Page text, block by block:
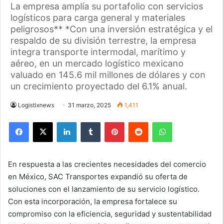
La empresa amplía su portafolio con servicios
logísticos para carga general y materiales
peligrosos** *Con una inversión estratégica y el
respaldo de su división terrestre, la empresa
integra transporte intermodal, marítimo y
aéreo, en un mercado logístico mexicano
valuado en 145.6 mil millones de dólares y con
un crecimiento proyectado del 6.1% anual.
Logistixnews 31 marzo, 2025 1,411
En respuesta a las crecientes necesidades del comercio
en México, SAC Transportes expandió su oferta de
soluciones con el lanzamiento de su servicio logístico.
Con esta incorporación, la empresa fortalece su
compromiso con la eficiencia, seguridad y sustentabilidad